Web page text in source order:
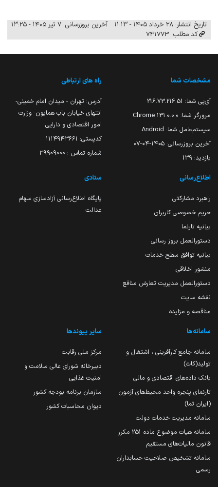
تاریخ انتشار: ۲۸ خرداد ۱۴۰۵ - ۱۱:۱۳
آخرین بروزرسانی: ۷ تیر ۱۴۰۵ - ۱۳:۲۵
کد مطلب: 741773
مشخصات شما
آی‌پی شما: 216.73.216.51
مرورگر شما: 131.0.0.0 Chrome
سیستم‌عامل شما: Android
آخرین بروزرسانی: ۱۴۰۵-۰۴-۰۷
بازدید: 139
راه های ارتباطی
آدرس: تهران - میدان امام خمینی-
انتهای خیابان باب همایون- وزارت
امور اقتصادی و دارایی
کدپستی: ۱۱۱۴۹۴۳۶۶۱
شماره تماس : 39909000
اطلاع‌رسانی
راهبرد مشارکتی
حریم خصوصی کاربران
بیانیه تارنما
دستورالعمل بروز رسانی
بیانیه توافق سطح خدمات
منشور اخلاقی
دستورالعمل مدیریت تعارض منافع
نقشه سایت
مناقصه و مزایده
ستادی
پایگاه اطلاع‌رسانی آزادسازی سهام
عدالت
سامانه‌ها
سامانه جامع کارآفرینی ، اشتغال و
تولید(کات)
بانک داده‌های اقتصادی و مالی
تارنمای پنجره واحد محیط‌های آزمون
(ایران تما)
سامانه مدیریت خدمات دولت
سامانه هیات موضوع ماده 251 مکرر
قانون مالیات‌های مستقیم
سامانه تشخیص صلاحیت حسابداران
رسمی
سایر پیوندها
مرکز ملی رقابت
دبیرخانه شورای عالی سلامت و
امنیت غذایی
سازمان برنامه بودجه کشور
دیوان محاسبات کشور